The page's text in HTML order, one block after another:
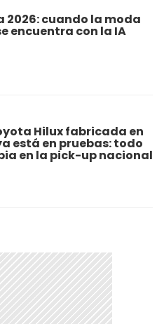
2026: cuando la moda
encuentra con la IA
Hilux fabricada en
está en pruebas: todo
en la pick-up nacional